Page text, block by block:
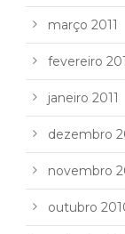
março 2011
fevereiro
janeiro 2011
dezembro
novembro
outubro